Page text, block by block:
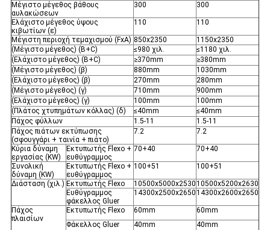
Μέγιστο μέγεθος βάθους
αυλακώσεων
300 300
Ελάχιστο μέγεθος ύψους
κιβωτίων (ε)
110 110
Μέγιστη περιοχή τεμαχισμού (FxA) 850x2350
1150x2350
(Μέγιστο μέγεθος) (B+C)
≤980 χιλ.
≤1180 χιλ.
(Ελάχιστο μέγεθος) (B+C)
≥370mm
≥380mm
(Μέγιστο μέγεθος) (β)
880mm
1030mm
(Ελάχιστο μέγεθος) (β)
270mm
280mm
(Μέγιστο μέγεθος) (γ)
710mm
900mm
(Ελάχιστο μέγεθος) (γ)
100mm
100mm
(Πλάτος χτυπημάτων κόλλας) (δ)
≤40mm
≤40mm
Πάχος φύλλων
1.5-11
1.5-11
Πάχος πιάτων εκτύπωσης
(σφουγγάρι + ταινία + πιάτο)
7.2 7.2
Κύρια δύναμη
εργασίας (KW)
Εκτυπωτής Flexo +
ευθύγραμμος
70+40 70+40
Συνολική
δύναμη (KW)
Εκτυπωτής Flexo +
ευθύγραμμος
100+51 100+51
Διάσταση (χιλ.) Εκτυπωτής Flexo 10500x5000x253010500x5200x2630
Ευθύγραμμος
φάκελλος Gluer
14300x2500x265014300x2600x2650
Πάχος
πλαισίων
Εκτυπωτής Flexo 60mm
60mm
Φάκελλος Gluer
40mm 40mm